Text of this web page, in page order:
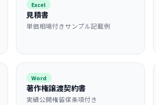
Excel
見積書
単価相場付きサンプル記載例
Word
著作権譲渡契約書
実績公開権留保条項付き